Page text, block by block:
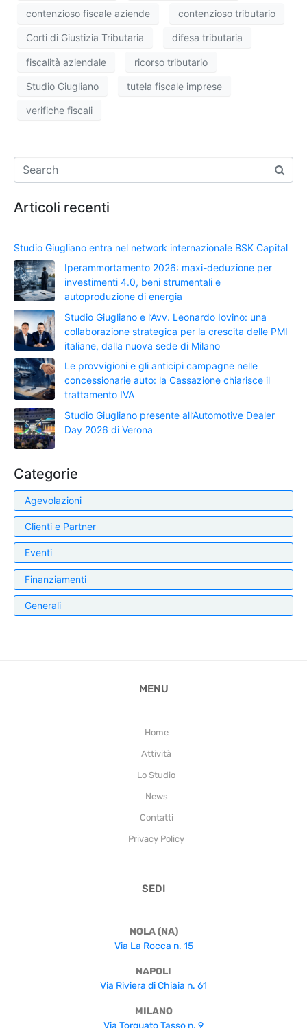
contenzioso fiscale aziende contenzioso tributario
Corti di Giustizia Tributaria difesa tributaria
fiscalità aziendale ricorso tributario
Studio Giugliano tutela fiscale imprese
verifiche fiscali
Articoli recenti
Studio Giugliano entra nel network internazionale BSK Capital
Iperammortamento 2026: maxi-deduzione per
investimenti 4.0, beni strumentali e
autoproduzione di energia
Studio Giugliano e l’Avv. Leonardo Iovino: una
collaborazione strategica per la crescita delle PMI
italiane, dalla nuova sede di Milano
Le provvigioni e gli anticipi campagne nelle
concessionarie auto: la Cassazione chiarisce il
trattamento IVA
Studio Giugliano presente all’Automotive Dealer
Day 2026 di Verona
Categorie
Agevolazioni
Clienti e Partner
Eventi
Finanziamenti
Generali
MENU
Home
Attività
Lo Studio
News
Contatti
Privacy Policy
SEDI
NOLA (NA)
Via La Rocca n. 15
NAPOLI
Via Riviera di Chiaia n. 61
MILANO